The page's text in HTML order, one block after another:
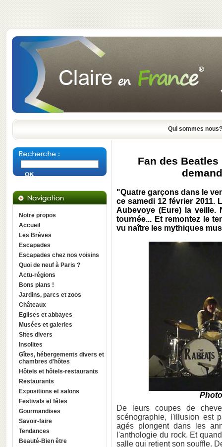
Qui sommes nous?
Notre propos
Accueil
Les Brèves
Escapades
Escapades chez nos voisins
Quoi de neuf à Paris ?
Actu-régions
Bons plans !
Jardins, parcs et zoos
Châteaux
Eglises et abbayes
Musées et galeries
Sites divers
Insolites
Gîtes, hébergements divers et
chambres d'hôtes
Hôtels et hôtels-restaurants
Restaurants
Expositions et salons
Festivals et fêtes
Gourmandises
Savoir-faire
Tendances
Beauté-Bien être
Fan des
"Quatre garçons dans le
ce samedi 12 février 2011.
Aubevoye (Eure) la
tournée... Et remontez le
vu naître les mythiques
De leurs coupes de
scénographie, l'illusion est
agés plongent dans les
l'anthologie du rock. Et
salle qui retient son souffle.